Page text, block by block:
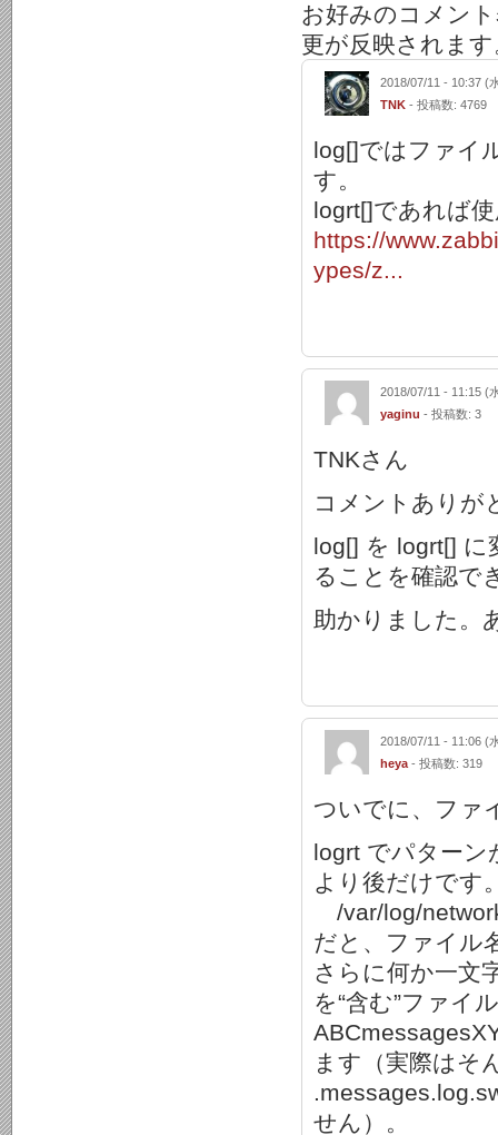
お好みのコメン
更が反映されます
2018/07/11 - 10:37 (
TNK - 投稿数: 4769
log[]ではファイ
す。
logrt[]であれば
https://
ypes/z...
2018/07/11 - 11:15 (
yaginu - 投稿数: 3
TNKさん
コメントありが
log[] を logrt[] に
ることを確認で
助かりました。
2018/07/11 - 11:06 (
heya - 投稿数: 319
ついでに、ファ
logrt でパターン
より後だけです
/var/log/
だと、ファイル
さらに何か一文
を“含む”ファイ
ます（実際はそ
せん）。